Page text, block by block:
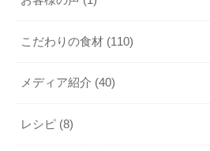
こだわりの食材 (110)
メディア紹介 (40)
レシピ (8)